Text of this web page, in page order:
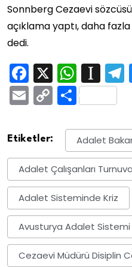
Sonnberg Cezaevi
açıklama yaptı, daha
dedi.
Facebook
X
EmailCopy
Link
Share
Etiketler: Adalet
Adalet Çalışanları
Adalet Sisteminde Kriz
Avusturya Adalet Sistemi
Cezaevi Müdürü Disiplin